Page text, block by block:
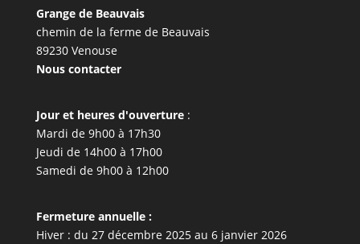
Grange de Beauvais
chemin de la ferme de Beauvais
89230 Venouse
Nous contacter
Jour et heures d'ouverture:
Mardi de 9h00 à 17h30
Jeudi de 14h00 à 17h00
Samedi de 9h00 à 12h00
Fermeture annuelle :
Hiver : du 27 décembre 2025 au 6 janvier 2026